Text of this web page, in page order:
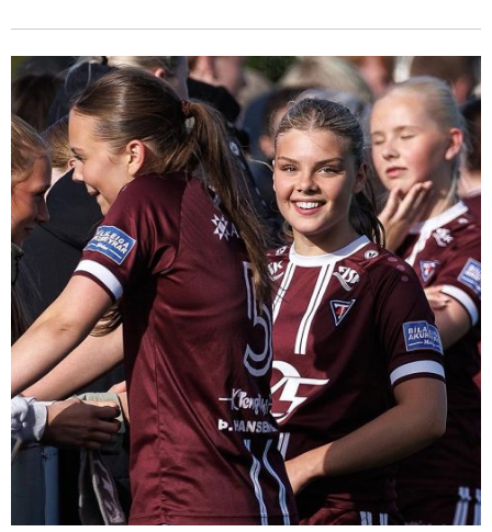
7-3 og það bar kannski helst til tíðinda að einn 14 ára kappi
fékk sínar fyrstu mínútur á Íslandsmóti með liði Tindastóls.